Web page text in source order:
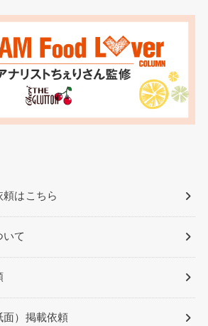
はこちら
いて
面）掲載依頼